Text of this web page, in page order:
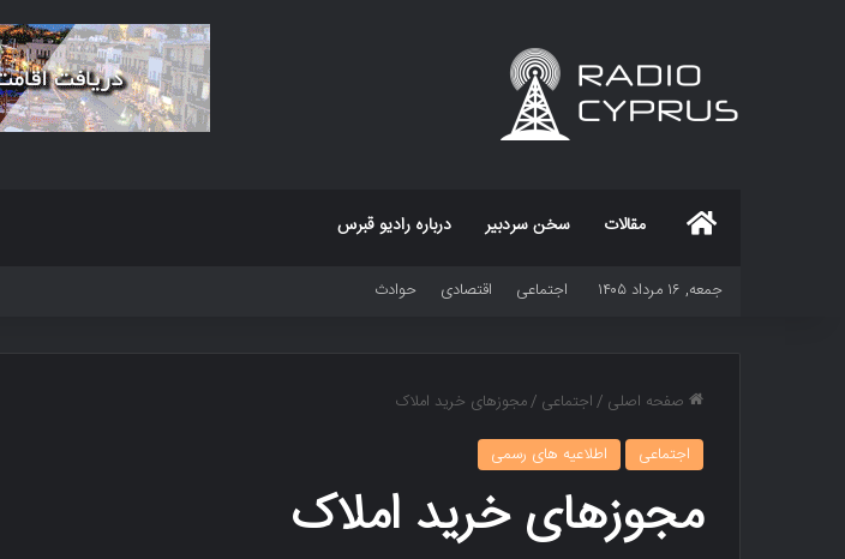
مقالات سخن سردبیر درباره رادیو قبرس
جمعه, ۱۶ مرداد ۱۴۰۵ اجتماعی اقتصادی حوادث
صفحه اصلی /اجتماعی /مجوزهای خرید املاک
اجتماعی
اطلاعیه های رسمی
مجوزهای خرید املاک